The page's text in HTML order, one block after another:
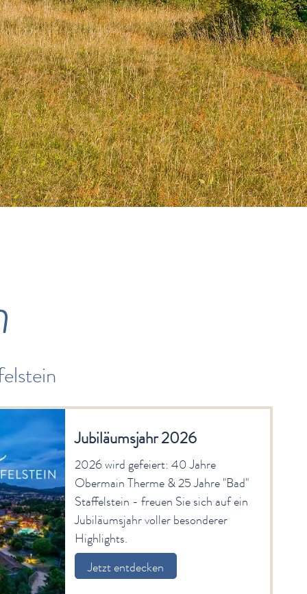
Jubiläumsjahr 2026
2026 wird gefeiert: 40 Jahre
Obermain Therme & 25 Jahre "Bad"
Staffelstein - freuen Sie sich auf ein
Jubiläumsjahr voller besonderer
Highlights.
Jetzt entdecken